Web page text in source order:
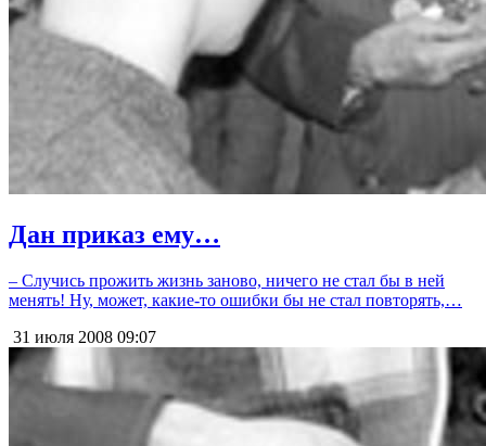
Дан приказ ему…
– Случись прожить жизнь заново, ничего не стал бы в ней
менять! Ну, может, какие-то ошибки бы не стал повторять,…
31 июля 2008 09:07